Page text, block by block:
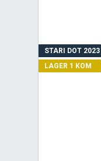
STARI DOT 2023
LAGER 1 KOM